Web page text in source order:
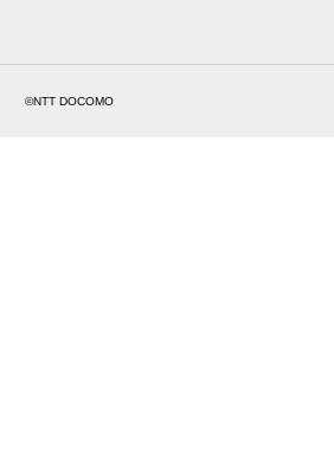
©NTT DOCOMO